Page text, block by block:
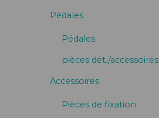
Pédales
Pédales
pièces dét./accessoires
Accessoires
Pièces de fixation